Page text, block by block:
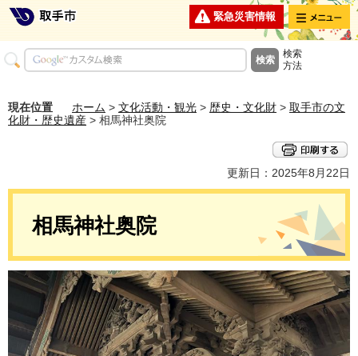
緊急災害情報 メニュー
検索
方法
現在位置 ホーム > 文化活動・観光 > 歴史・文化財 > 取手市の文
化財・歴史遺産 > 相馬神社奥院
更新日：2025年8月22日
相馬神社奥院